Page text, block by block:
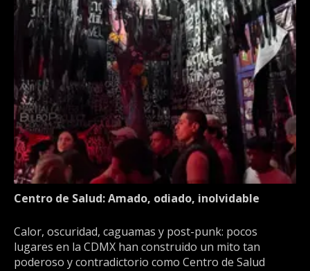
Centro de Salud: Amado, odiado, inolvidable
Calor, oscuridad, caguamas y post-punk: pocos
lugares en la CDMX han construido un mito tan
poderoso y contradictorio como Centro de Salud